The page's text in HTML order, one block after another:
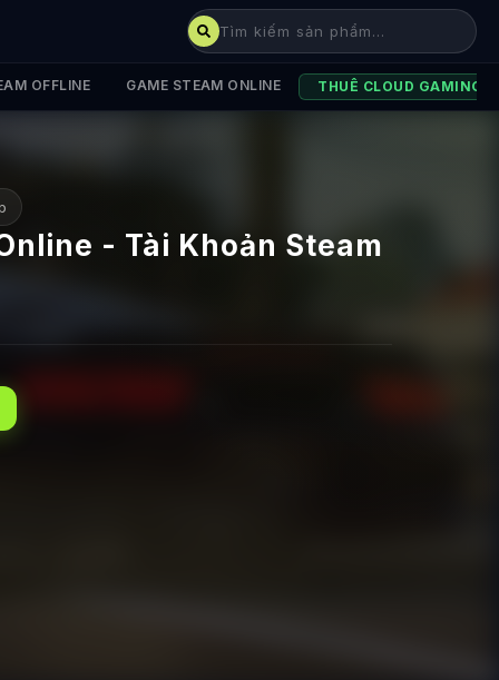
OFFLINE GAME STEAM ONLINE THUÊ CLOUD GAMING
- Tài Khoản Steam